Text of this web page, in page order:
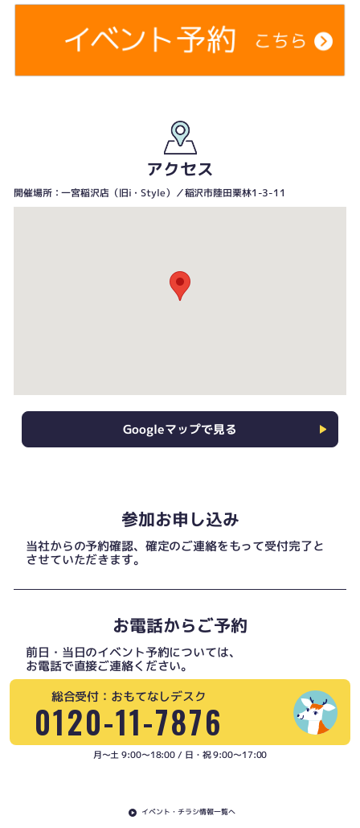
アクセス
開催場所：一宮稲沢店（旧i・Style）／稲沢市陸田栗林1-3-11
Googleマップで見る
参加お申し込み
当社からの予約確認、確定のご連絡をもって受付完了と
させていただきます。
お電話からご予約
前日・当日のイベント予約については、
お電話で直接ご連絡ください。
総合受付：おもてなしデスク
0120-11-7876
月〜土 9:00〜18:00 / 日・祝 9:00〜17:00
イベント・チラシ情報一覧へ